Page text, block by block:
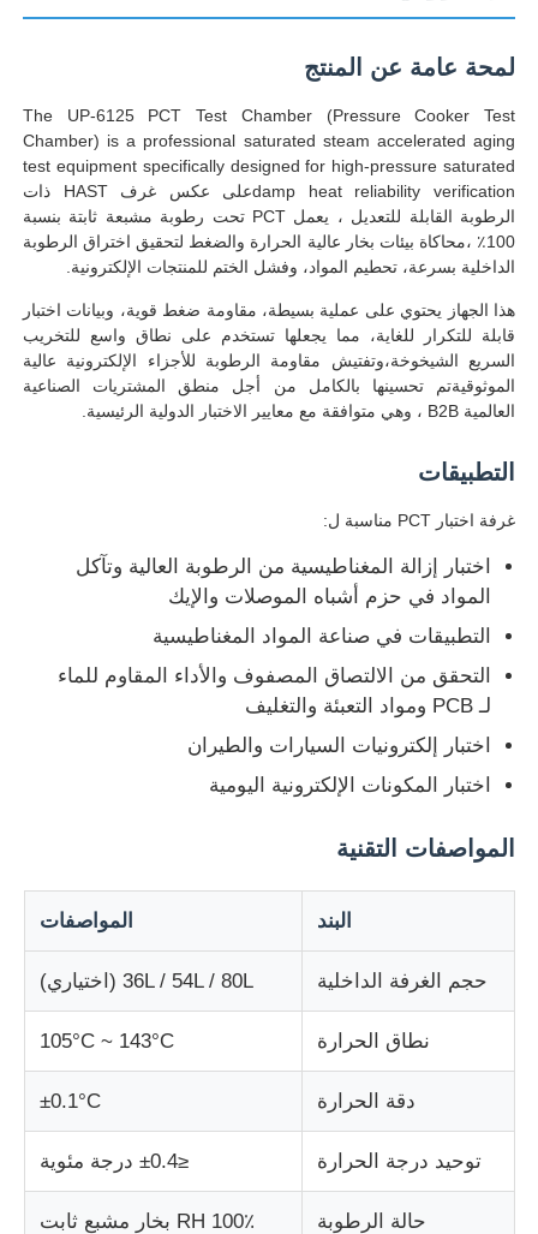
منزل
المنتجات
حول بنا
جولة في المعمل
ضبط الجودة
اتصل بنا
طلب اقتباس
معدات اختبار المعمل
غرفة الاختبار البيئي
آلة الاختبار العالمية
آلة اختبار الكشط
معدات اختبار الأحذية
معدات اختبار مواد البناء
لمحة عامة عن المنتج
The UP-6125 PCT Test Chamber (Pressure Cooker Test
Chamber) is a professional saturated steam accelerated aging
test equipment specifically designed for high-pressure saturated
damp heat reliability verificationعلى عكس غرف HAST ذات
الرطوبة القابلة للتعديل ، يعمل PCT تحت رطوبة مشبعة ثابتة بنسبة
100٪ ،محاكاة بيئات بخار عالية الحرارة والضغط لتحقيق اختراق الرطوبة
الداخلية بسرعة، تحطيم المواد، وفشل الختم للمنتجات الإلكترونية.
هذا الجهاز يحتوي على عملية بسيطة، مقاومة ضغط قوية، وبيانات اختبار
قابلة للتكرار للغاية، مما يجعلها تستخدم على نطاق واسع للتخريب
السريع الشيخوخة،وتفتيش مقاومة الرطوبة للأجزاء الإلكترونية عالية
الموثوقيةتم تحسينها بالكامل من أجل منطق المشتريات الصناعية
العالمية B2B ، وهي متوافقة مع معايير الاختبار الدولية الرئيسية.
التطبيقات
غرفة اختبار PCT مناسبة ل:
اختبار إزالة المغناطيسية من الرطوبة العالية وتآكل
المواد في حزم أشباه الموصلات والإيك
التطبيقات في صناعة المواد المغناطيسية
التحقق من الالتصاق المصفوف والأداء المقاوم للماء
لـ PCB ومواد التعبئة والتغليف
اختبار إلكترونيات السيارات والطيران
اختبار المكونات الإلكترونية اليومية
المواصفات التقنية
البند المواصفات
حجم الغرفة الداخلية 36L / 54L / 80L (اختياري)
نطاق الحرارة 105°C ~ 143°C
دقة الحرارة ±0.1°C
توحيد درجة الحرارة ≤±0.4 درجة مئوية
حالة الرطوبة 100٪ RH بخار مشبع ثابت